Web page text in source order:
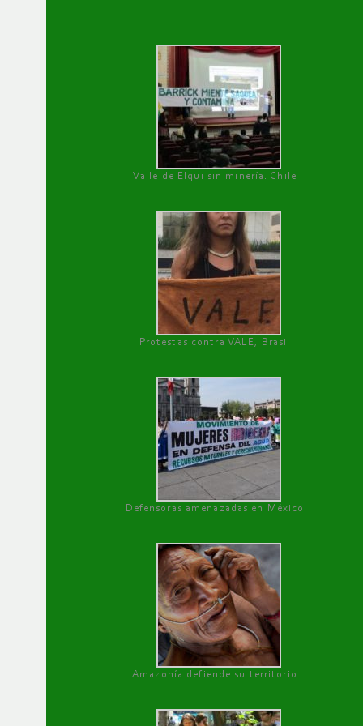
Valle de Elqui sin minería. Chile
Protestas contra VALE, Brasil
Defensoras amenazadas en México
Amazonía defiende su territorio